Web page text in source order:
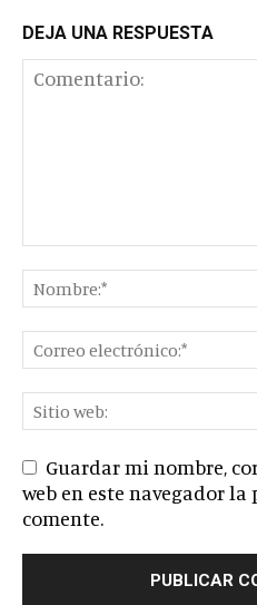
DEJA UNA RESPUESTA
Guardar mi nombre,
web en este navegador la
comente.